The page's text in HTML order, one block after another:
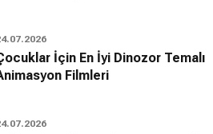
İçin En İyi Dinozor Temalı
Filmleri